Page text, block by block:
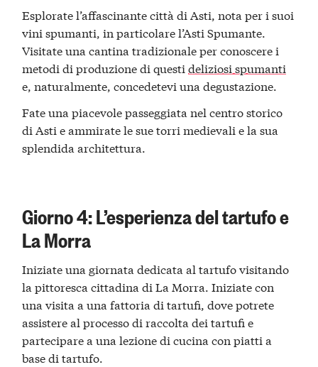
Esplorate l’affascinante città di Asti, nota per i suoi
vini spumanti, in particolare l’Asti Spumante.
Visitate una cantina tradizionale per conoscere i
metodi di produzione di questideliziosi spumanti
e, naturalmente, concedetevi una degustazione.
Fate una piacevole passeggiata nel centro storico
di Asti e ammirate le sue torri medievali e la sua
splendida architettura.
Giorno 4: L’esperienza del tartufo e
La Morra
Iniziate una giornata dedicata al tartufo visitando
la pittoresca cittadina di La Morra. Iniziate con
una visita a una fattoria di tartufi, dove potrete
assistere al processo di raccolta dei tartufi e
partecipare a una lezione di cucina con piatti a
base di tartufo.